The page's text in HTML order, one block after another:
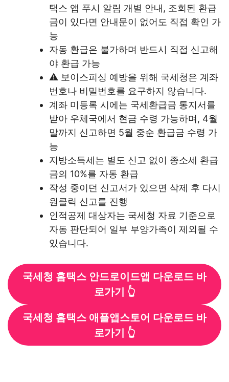
택스 앱 푸시 알림 개별 안내, 조회된 환급
금이 있다면 안내문이 없어도 직접 확인 가
능
자동 환급은 불가하며 반드시 직접 신고해
야 환급 가능
⚠️ 보이스피싱 예방을 위해 국세청은 계좌
번호나 비밀번호를 요구하지 않습니다.
계좌 미등록 시에는 국세환급금 통지서를
받아 우체국에서 현금 수령 가능하며, 4월
말까지 신고하면 5월 중순 환급금 수령 가
능
지방소득세는 별도 신고 없이 종소세 환급
금의 10%를 자동 환급
작성 중이던 신고서가 있으면 삭제 후 다시
원클릭 신고를 진행
인적공제 대상자는 국세청 자료 기준으로
자동 판단되어 일부 부양가족이 제외될 수
있습니다.
국세청 홈택스 안드로이드앱 다운로드 바
로가기 👆
국세청 홈택스 애플앱스토어 다운로드 바
로가기 👆